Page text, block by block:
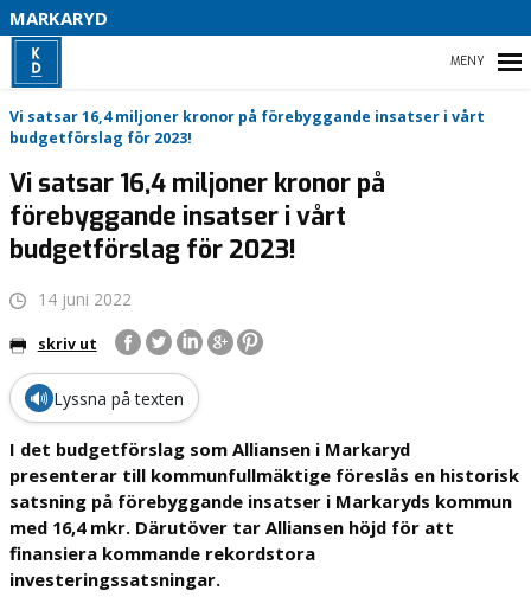
MARKARYD
HEM
HEM
VAL 2022
PÅ GÅNG
KONTAKTA OSS
Vi satsar 16,4 miljoner kronor på förebyggande insatser i vårt
budgetförslag för 2023!
Vi satsar 16,4 miljoner kronor på
förebyggande insatser i vårt
budgetförslag för 2023!
14 juni 2022
skriv ut
🔊 Lyssna på texten
I det budgetförslag som Alliansen i Markaryd
presenterar till kommunfullmäktige föreslås en historisk
satsning på förebyggande insatser i Markaryds kommun
med 16,4 mkr. Därutöver tar Alliansen höjd för att
finansiera kommande rekordstora
investeringssatsningar.